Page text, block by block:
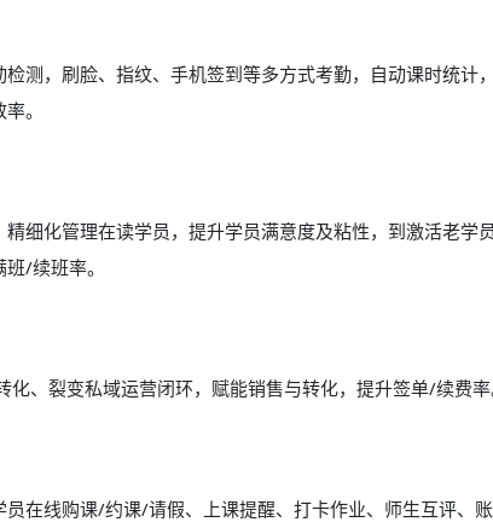
测，刷脸、指纹、手机签到等多方式考勤，自动课时统计
。
细化管理在读学员，提升学员满意度及粘性，到激活老学
/续班率。
、裂变私域运营闭环，赋能销售与转化，提升签单/续费率
在线购课/约课/请假、上课提醒、打卡作业、师生互评、